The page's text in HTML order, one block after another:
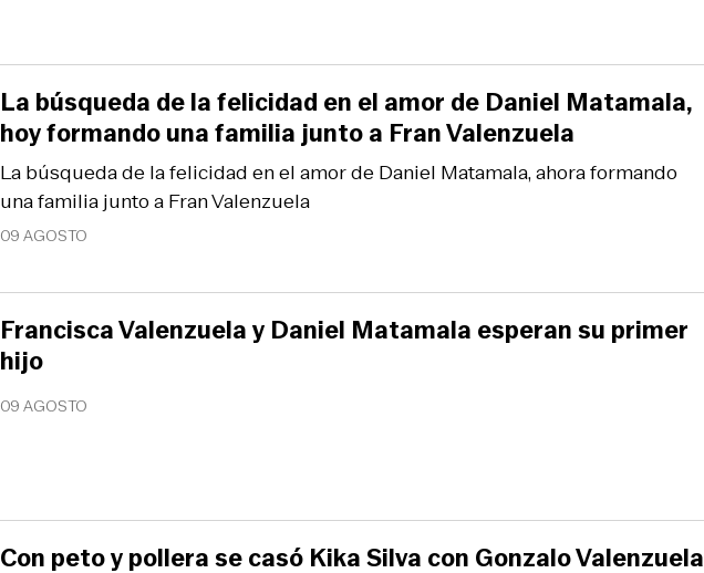
09 AGOSTO
La búsqueda de la felicidad en el amor de Daniel Matamala, ahora formando
una familia junto a Fran Valenzuela
La búsqueda de la felicidad en el amor de Daniel Matamala,
hoy formando una familia junto a Fran Valenzuela
09 AGOSTO
Francisca Valenzuela y Daniel Matamala esperan su primer
hijo
Con peto y pollera se casó Kika Silva con Gonzalo Valenzuela